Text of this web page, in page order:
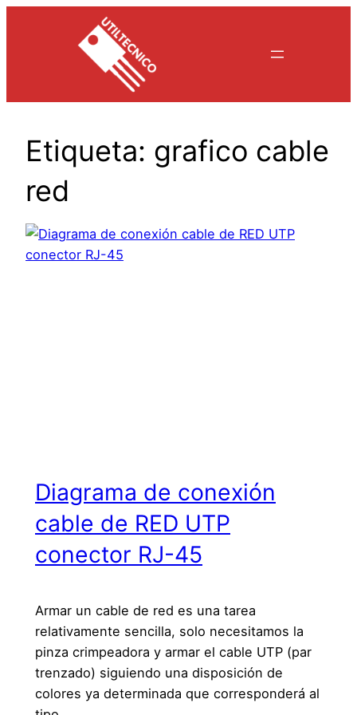
Etiqueta: grafico cable
red
Diagrama de conexión
cable de RED UTP
conector RJ-45
Armar un cable de red es una tarea
relativamente sencilla, solo necesitamos la
pinza crimpeadora y armar el cable UTP (par
trenzado) siguiendo una disposición de
colores ya determinada que corresponderá al